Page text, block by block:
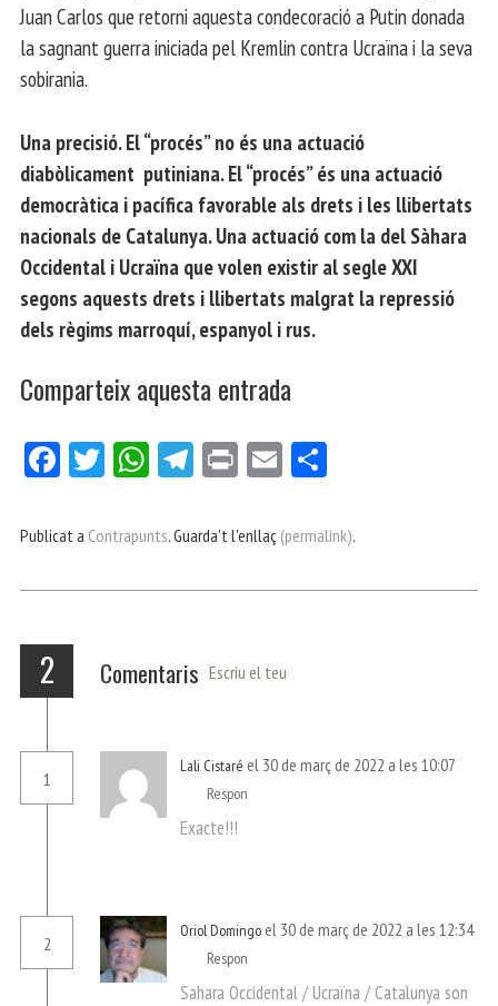
Juan Carlos que retorni aquesta condecoració a Putin donada
la sagnant guerra iniciada pel Kremlin contra Ucraïna i la seva
sobirania.
Una precisió. El “procés” no és una actuació
diabòlicament putiniana. El “procés” és una actuació
democràtica i pacífica favorable als drets i les llibertats
nacionals de Catalunya. Una actuació com la del Sàhara
Occidental i Ucraïna que volen existir al segle XXI
segons aquests drets i llibertats malgrat la repressió
dels règims marroquí, espanyol i rus.
Comparteix aquesta entrada
Fa
bo
Tw
er
W
ts
p
Te
gr
m
Pri E
ail pa
ei
Publicat a Contrapunts. Guarda't l'enllaç (permalink).
2 Comentaris Escriu el teu
1
Lali Cistaré el 30 de març de 2022 a les 10:07
Respon
Exacte!!!
2
Oriol Domingo el 30 de març de 2022 a les 12:34
Respon
Sahara Occidental / Ucraïna / Catalunya son